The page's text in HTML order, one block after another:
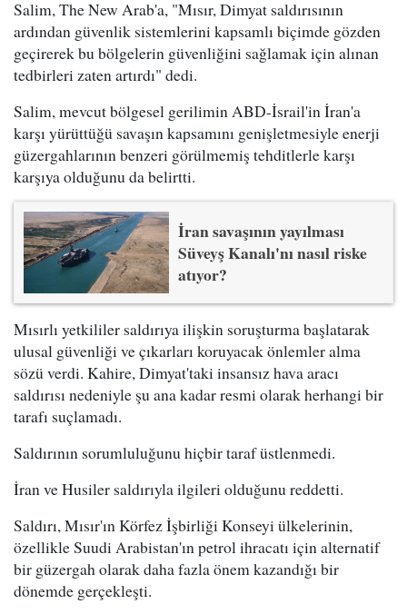
Salim, The New Arab'a, "Mısır, Dimyat saldırısının
ardından güvenlik sistemlerini kapsamlı biçimde gözden
geçirerek bu bölgelerin güvenliğini sağlamak için alınan
tedbirleri zaten artırdı" dedi.
Salim, mevcut bölgesel gerilimin ABD-İsrail'in İran'a
karşı yürüttüğü savaşın kapsamını genişletmesiyle enerji
güzergahlarının benzeri görülmemiş tehditlerle karşı
karşıya olduğunu da belirtti.
İran savaşının yayılması
Süveyş Kanalı'nı nasıl riske
atıyor?
Mısırlı yetkililer saldırıya ilişkin soruşturma başlatarak
ulusal güvenliği ve çıkarları koruyacak önlemler alma
sözü verdi. Kahire, Dimyat'taki insansız hava aracı
saldırısı nedeniyle şu ana kadar resmi olarak herhangi bir
tarafı suçlamadı.
Saldırının sorumluluğunu hiçbir taraf üstlenmedi.
İran ve Husiler saldırıyla ilgileri olduğunu reddetti.
Saldırı, Mısır'ın Körfez İşbirliği Konseyi ülkelerinin,
özellikle Suudi Arabistan'ın petrol ihracatı için alternatif
bir güzergah olarak daha fazla önem kazandığı bir
dönemde gerçekleşti.